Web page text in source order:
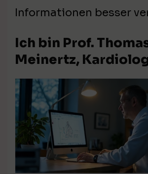
Informationen besser
Ich bin Prof.
Meinertz,